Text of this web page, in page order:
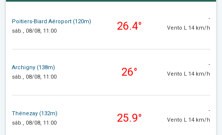
Poitiers-Biard Aéroport (120m)
sáb., 08/08, 11:00
26.4°
-
Vento L 14 km/h
Archigny (138m)
sáb., 08/08, 11:00
26°
-
Vento L 14 km/h
Thénezay (132m)
sáb., 08/08, 11:00
25.9°
-
Vento L 14 km/h